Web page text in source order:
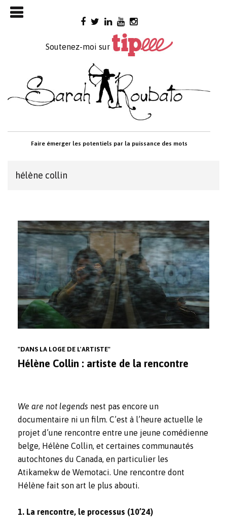
Skip
to
Soutenez-moi sur
Faire émerger les potentiels par la puissance des mots

hélène collin
"DANS LA LOGE DE L'ARTISTE"
Hélène Collin : artiste de la rencontre
We are not legends nest pas encore un
documentaire ni un film. C’est à l’heure actuelle le
projet d’une rencontre entre une jeune comédienne
belge, Hélène Collin, et certaines communautés
autochtones du Canada, en particulier les
Atikamekw de Wemotaci. Une rencontre dont
Hélène fait son art le plus abouti.
1. La rencontre, le processus (10’24)